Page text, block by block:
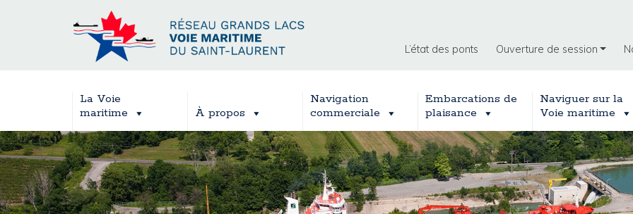
L’état des ponts Ouverture de session
La Voie
maritime
À propos
Navigation
commerciale
Embarcations de
plaisance
Naviguer sur la
Voie maritime